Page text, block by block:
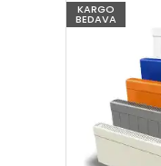
KARGO
BEDAVA